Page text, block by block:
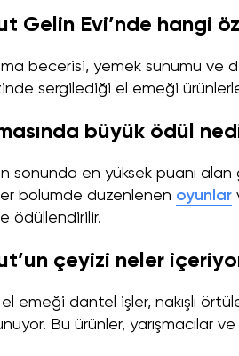
Gelin Evi’nde hangi
becerisi, yemek sunumu ve
sergilediği el emeği
büyük ödül
sonunda en yüksek puanı
bölümde düzenlenen oyunlar
ödüllendirilir.
çeyizi neler
emeği dantel işler, nakışlı
Bu ürünler, yarışmacılar